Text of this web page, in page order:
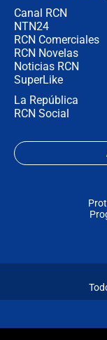
Canal RCN
NTN24
RCN Comerciales
RCN Novelas
Noticias RCN
SuperLike
La República
RCN Social